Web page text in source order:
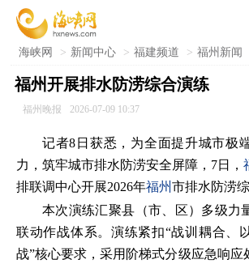
海峡网 > 新闻中心 > 福建频道 > 福州新闻
福州开展排水防涝综合演练
福州晚报 2026-07-09 10:37
记者8日获悉，为全面提升城市极
力，筑牢城市排水防涝安全屏障，7日，
排联调中心开展2026年福州市排水防涝综
本次演练汇聚县（市、区）多级力
联动作战体系。演练紧扣“战训耦合、
战”核心要求，采用阶梯式分级应急响应